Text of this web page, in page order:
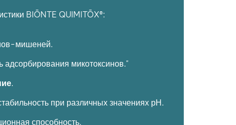
BIŌNTE QUIMITŌX®:
мишеней.
адсорбирования микотоксинов."
.
при различных значениях рН.
способность.